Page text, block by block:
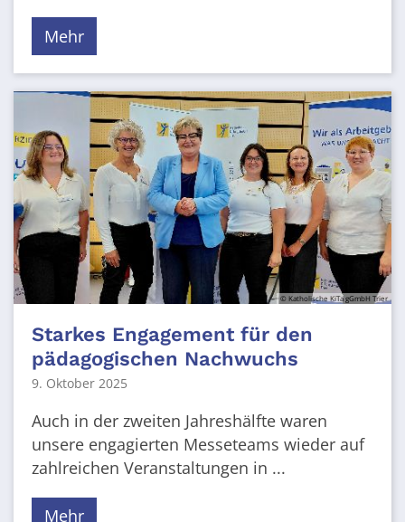
Mehr
© Katholische KiTa gGmbH Trier
Starkes Engagement für den
pädagogischen Nachwuchs
9. Oktober 2025
Auch in der zweiten Jahreshälfte waren
unsere engagierten Messeteams wieder auf
zahlreichen Veranstaltungen in ...
Mehr